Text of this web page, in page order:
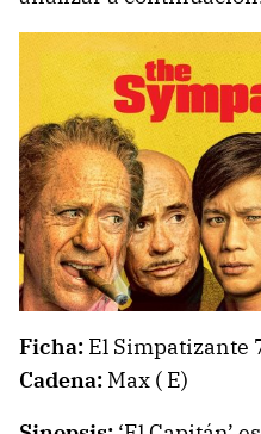
Ficha: El Simpatizante
Cadena: Max ( E)